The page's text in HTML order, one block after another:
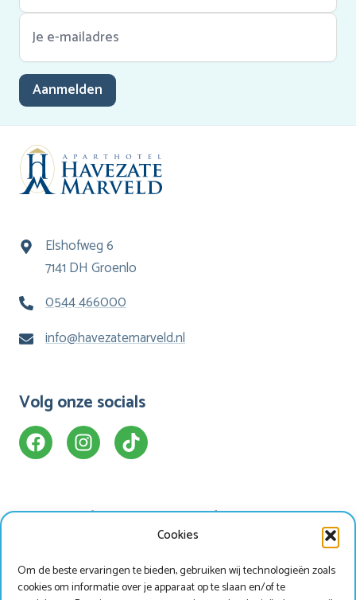
Cookies
Om de beste ervaringen te bieden, gebruiken wij technologieën zoals
cookies om informatie over je apparaat op te slaan en/of te
Aanmelden
Elshofweg 6
7141 DH Groenlo
0544 466000
info@havezatemarveld.nl
Volg onze socials
Ons Hotel
Bungalows
Handige info
Omgeving